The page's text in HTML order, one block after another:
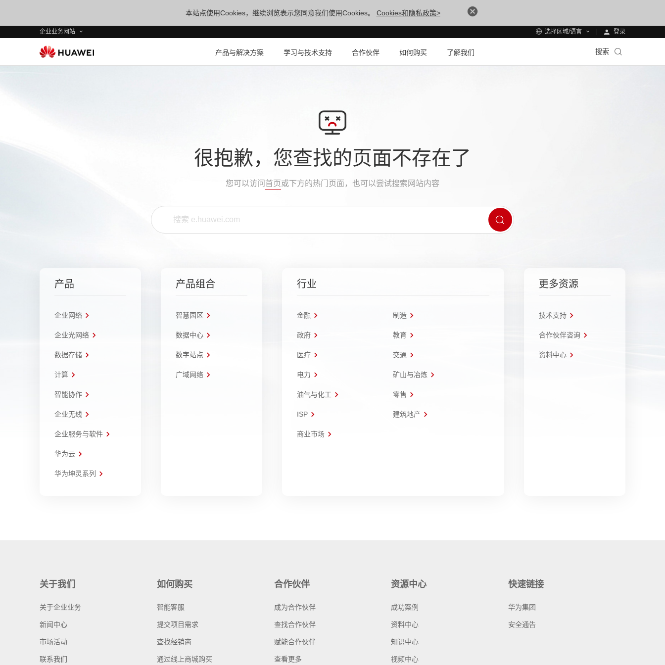
本站点使用Cookies，继续浏览表示您同意我们使用Cookies。 Cookies和隐私政策>
企业业务网站 选择区域/语言 登录
产品与解决方案 学习与技术支持 合作伙伴 如何购买 了解我们 搜索
很抱歉，您查找的页面不存在了
您可以访问 首页或下方的热门页面，也可以尝试搜索网站内容
产品
企业网络
企业光网络
数据存储
计算
智能协作
企业无线
企业服务与软件
华为云
华为坤灵系列
产品组合
智慧园区
数据中心
数字站点
广域网络
行业
金融 制造
政府 教育
医疗 交通
电力 矿山与冶炼
油气与化工 零售
ISP 建筑地产
商业市场
更多资源
技术支持
合作伙伴咨询
资料中心
关于我们
关于企业业务
新闻中心
市场活动
联系我们
如何购买
智能客服
提交项目需求
查找经销商
通过线上商城购买
合作伙伴
成为合作伙伴
查找合作伙伴
赋能合作伙伴
查看更多
资源中心
成功案例
资料中心
知识中心
视频中心
快速链接
华为集团
安全通告